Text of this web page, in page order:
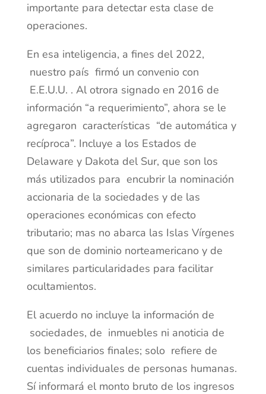
importante para detectar esta clase de
operaciones.
En esa inteligencia, a fines del 2022,
nuestro país firmó un convenio con
E.E.U.U. . Al otrora signado en 2016 de
información “a requerimiento”, ahora se le
agregaron características “de automática y
recíproca”. Incluye a los Estados de
Delaware y Dakota del Sur, que son los
más utilizados para encubrir la nominación
accionaria de la sociedades y de las
operaciones económicas con efecto
tributario; mas no abarca las Islas Vírgenes
que son de dominio norteamericano y de
similares particularidades para facilitar
ocultamientos.
El acuerdo no incluye la información de
sociedades, de inmuebles ni anoticia de
los beneficiarios finales; solo refiere de
cuentas individuales de personas humanas.
Sí informará el monto bruto de los ingresos